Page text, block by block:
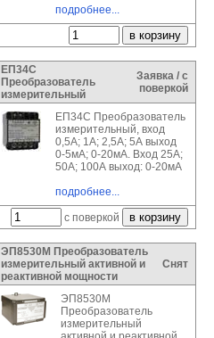
подробнее...
ЕП34С
Преобразователь
измерительный
Заявка / с
поверкой
ЕП34С Преобразователь
измерительный, вход
0,5А; 1А; 2,5А; 5А выход
0-5мА; 0-20мА. Вход 25А;
50А; 100А выход: 0-20мА
подробнее...
с поверкой
ЭП8530М Преобразователь
измерительный активной и
реактивной мощности
Снят
ЭП8530М
Преобразователь
измерительный